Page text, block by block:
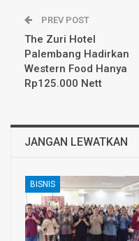
PREV POST
The Zuri Hotel
Palembang Hadirkan
Western Food Hanya
Rp125.000 Nett
JANGAN LEWATKAN
BISNIS